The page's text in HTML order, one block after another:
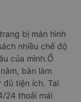
bị màn hình
nhiều chế độ
của mình.Ổ
bàn làm
tiện ích. Tai
24 thoải mái